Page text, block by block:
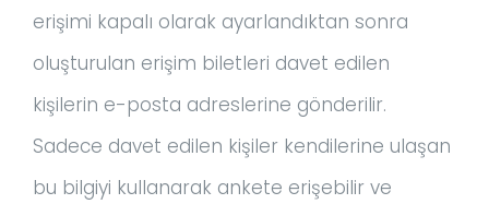
erişimi kapalı olarak ayarlandıktan sonra
oluşturulan erişim biletleri davet edilen
kişilerin e-posta adreslerine gönderilir.
Sadece davet edilen kişiler kendilerine ulaşan
bu bilgiyi kullanarak ankete erişebilir ve